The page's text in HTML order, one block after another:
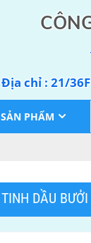
Địa chỉ : 21/
SẢN PHẨM
TINH DẦU BƯỞI